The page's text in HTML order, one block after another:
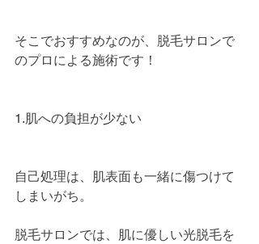
そこでおすすめなのが、脱毛サロンで
のプロによる施術です！
1.肌への負担が少ない
自己処理は、肌表面も一緒に傷つけて
しまいがち。
脱毛サロンでは、肌に優しい光脱毛を